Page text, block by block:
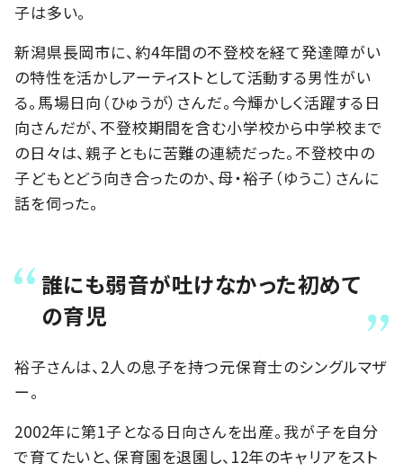
子は多い。
新潟県長岡市に、約4年間の不登校を経て発達障がい
の特性を活かしアーティストとして活動する男性がい
る。馬場日向（ひゅうが）さんだ。今輝かしく活躍する日
向さんだが、不登校期間を含む小学校から中学校まで
の日々は、親子ともに苦難の連続だった。不登校中の
子どもとどう向き合ったのか、母・裕子（ゆうこ）さんに
話を伺った。
誰にも弱音が吐けなかった初めて
の育児
裕子さんは、2人の息子を持つ元保育士のシングルマザ
ー。
2002年に第1子となる日向さんを出産。我が子を自分
で育てたいと、保育園を退園し、12年のキャリアをスト